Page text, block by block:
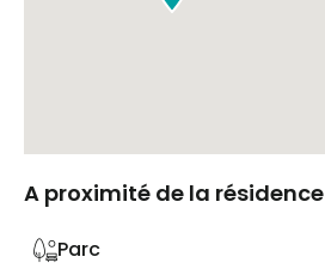
A proximité de la résidence
Parc